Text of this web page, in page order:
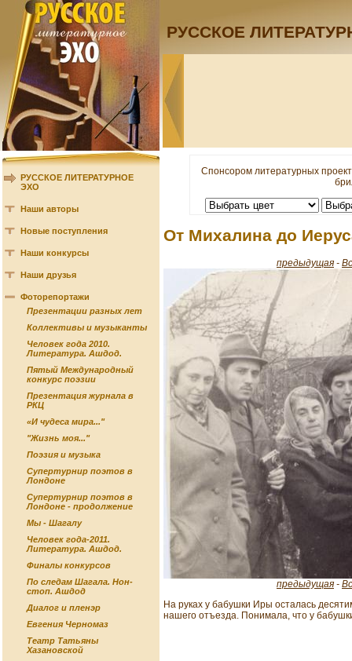
РУССКОЕ
РУССКОЕ ЛИТЕРАТУРНОЕ
ЭХО
Наши авторы
Новые поступления
Наши конкурсы
Наши друзья
Фоторепортажи
Презентации разных лет
Коллективы и музыканты
Человек года 2010.
Литература. Ашдод.
Пятый Международный
конкурс поэзии
Презентация журнала в
РКЦ
«И чудеса мира..."
"Жизнь моя..."
Поэзия и музыка
Супертурнир поэтов в
Лондоне
Супертурнир поэтов в
Лондоне - продолжение
Мы - Шагалу
Человек года-2011.
Литература. Ашдод.
Финалы конкурсов
По следам Шагала. Нон-
стоп. Ашдод
Диалог и пленэр
Евгения Черномаз
Театр Татьяны
Хазановской
Спонсором литературных
От Михалина до
предыдущая -
предыдущая -
На руках у бабушки Иры осталась
нашего отъезда. Понимала, что у